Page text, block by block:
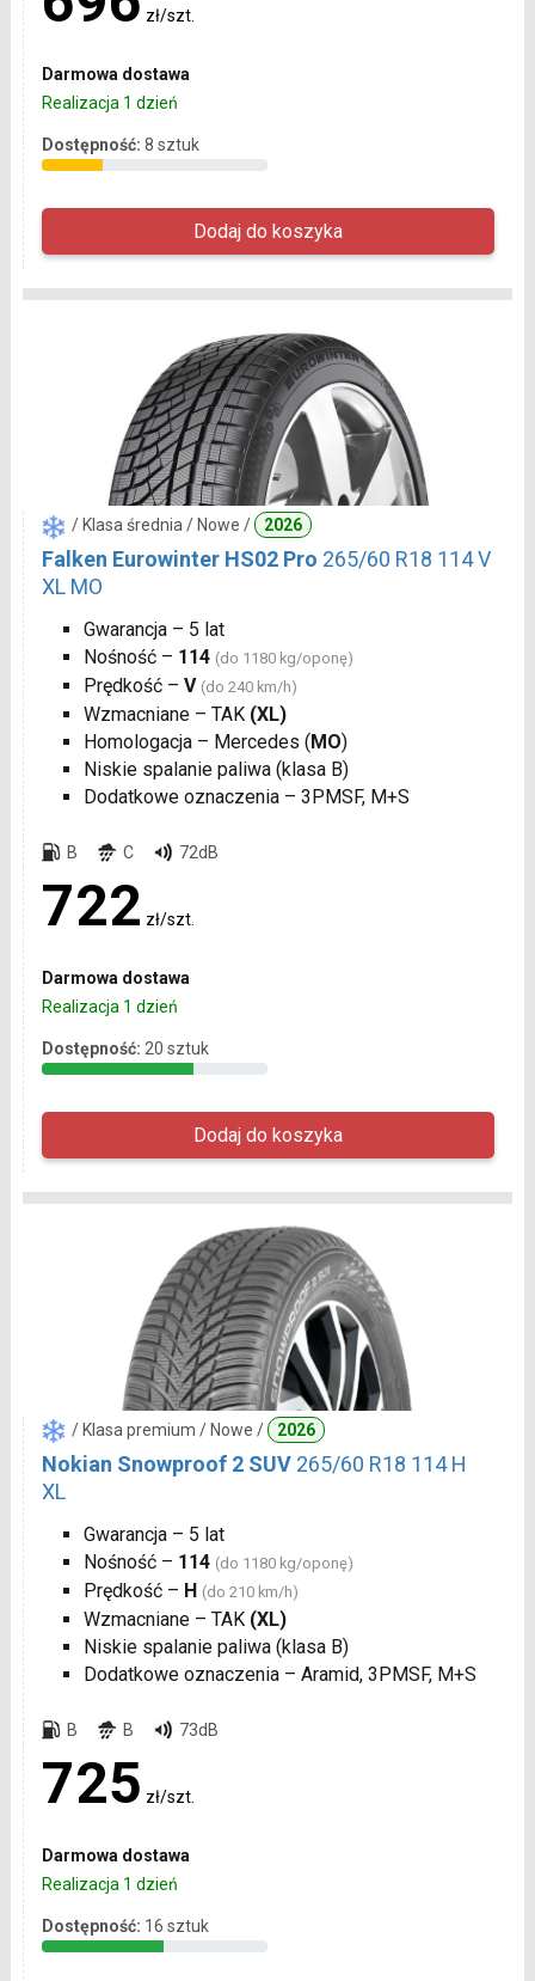
zł/szt.
Darmowa dostawa
Realizacja 1 dzień
Dostępność: 8 sztuk
/ Klasa średnia / Nowe / 2026
Falken Eurowinter HS02 Pro 265/60 R18 114 V
XL MO
Gwarancja – 5 lat
Nośność – 114 (do 1180 kg/oponę)
Prędkość – V (do 240 km/h)
Wzmacniane – TAK (XL)
Homologacja – Mercedes ( MO)
Niskie spalanie paliwa (klasa B)
Dodatkowe oznaczenia – 3PMSF, M+S
B C 72dB
722 zł/szt.
Darmowa dostawa
Realizacja 1 dzień
Dostępność: 20 sztuk
/ Klasa premium / Nowe / 2026
Nokian Snowproof 2 SUV 265/60 R18 114 H
XL
Gwarancja – 5 lat
Nośność – 114 (do 1180 kg/oponę)
Prędkość – H (do 210 km/h)
Wzmacniane – TAK (XL)
Niskie spalanie paliwa (klasa B)
Dodatkowe oznaczenia – Aramid, 3PMSF, M+S
B B 73dB
725 zł/szt.
Darmowa dostawa
Realizacja 1 dzień
Dostępność: 16 sztuk